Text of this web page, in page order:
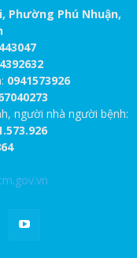
Phường Phú Nhuận,
0941573926
người nhà người bệnh: